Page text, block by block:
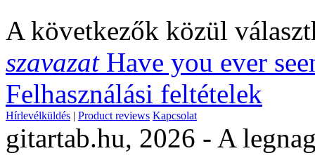
A következők közül
szavazat Have you ever
Felhasználási feltételek
Hírlevélküldés | Product reviews Kapcsolat
gitartab.hu, 2026 - A